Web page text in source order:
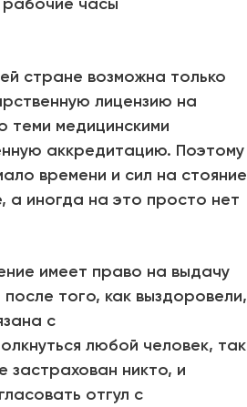
часы
стране возможна только
лицензию на
теми медицинскими
аккредитацию. Поэтому
времени и сил на стояние
а иногда на это просто нет
имеет право на выдачу
того, как выздоровели,
с
любой человек, так
застрахован никто, и
отгул с